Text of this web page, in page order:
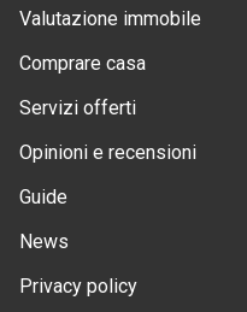
Valutazione immobile
Comprare casa
Servizi offerti
Opinioni e recensioni
Guide
News
Privacy policy